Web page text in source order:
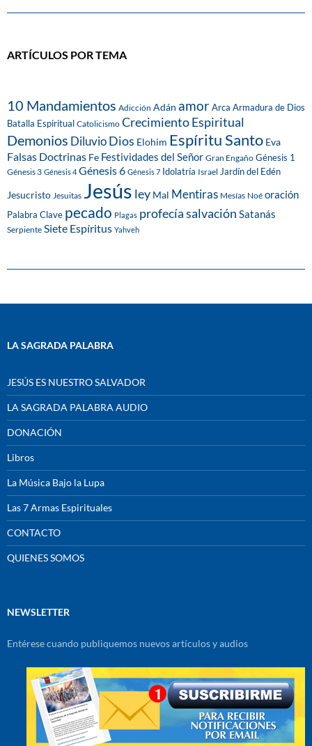
ARTÍCULOS POR TEMA
10 Mandamientos Adicción Adán amorArca Armadura de Dios
Batalla Espiritual Catolicismo Crecimiento Espiritual
Demonios DiluvioDios Elohim Espíritu Santo Eva
Falsas Doctrinas Fe Festividades del Señor Gran Engaño Génesis 1
Génesis 3 Génesis 4 Génesis 6 Génesis 7 Idolatría Israel Jardín del Edén
Jesucristo Jesuitas Jesús ley Mal Mentiras Mesías Noé oración
Palabra Clave pecado Plagas profecíasalvación Satanás
Serpiente Siete Espíritus Yahveh
LA SAGRADA PALABRA
JESÚS ES NUESTRO SALVADOR
LA SAGRADA PALABRA AUDIO
DONACIÓN
Libros
La Música Bajo la Lupa
Las 7 Armas Espirituales
CONTACTO
QUIENES SOMOS
NEWSLETTER
Entérese cuando publiquemos nuevos artículos y audios